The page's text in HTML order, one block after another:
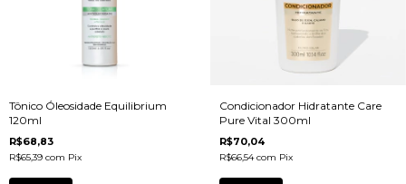
Tônico Óleosidade Equilibrium
120ml
R$68,83
R$65,39 com Pix
Condicionador Hidratante Care
Pure Vital 300ml
R$70,04
R$66,54com Pix